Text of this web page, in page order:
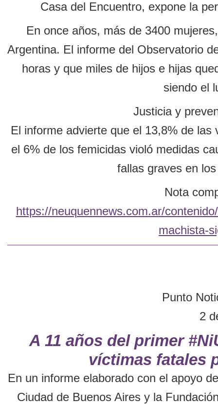
Casa del Encuentro, expone la
En once años, más de 3400
Argentina. El informe del Observatorio
horas y que miles de hijos e hijas
siendo el
Justicia y
El informe advierte que el 13,8% de
el 6% de los femicidas violó medidas
fallas graves en
Nota
https://neuquennews.com.ar/
machista-
Punto
2
A 11 años del primer
víctimas fatales
En un informe elaborado con el apoyo
Ciudad de Buenos Aires y la